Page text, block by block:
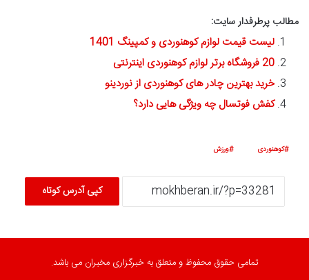
مطالب پرطرفدار سایت:
لیست قیمت لوازم کوهنوردی و کمپینگ 1401
20 فروشگاه برتر لوازم کوهنوردی اینترنتی
خرید بهترین چادر های کوهنوردی از نوردینو
کفش فوتسال چه ویژگی هایی دارد؟
کوهنوردی ورزش
کپی آدرس کوتاه
تمامی حقوق محفوظ و متعلق به خبرگزاری مخبران می باشد.